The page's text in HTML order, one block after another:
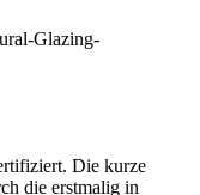
Glazing-
Die kurze
die erstmalig in